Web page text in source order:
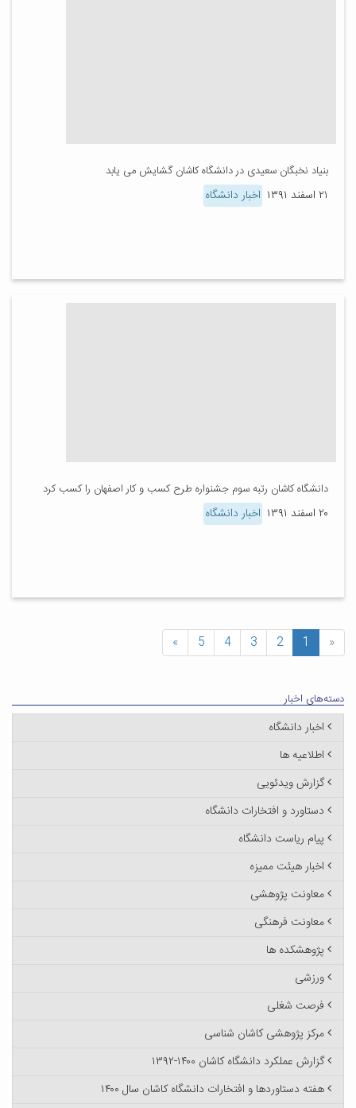
بنیاد نخبگان سعیدی در دانشگاه کاشان گشایش می یابد
۲۱ اسفند ۱۳۹۱ اخبار دانشگاه
دانشگاه کاشان رتبه سوم جشنواره طرح کسب و کار اصفهان را کسب کرد
۲۰ اسفند ۱۳۹۱ اخبار دانشگاه
«
1
2
3
4
5
»
دسته‌های اخبار
اخبار دانشگاه
اطلاعیه ها
گزارش ویدئویی
دستاورد و افتخارات دانشگاه
پیام ریاست دانشگاه
اخبار هیئت ممیزه
معاونت پژوهشی
معاونت فرهنگی
پژوهشکده ها
ورزشی
فرصت شغلی
مرکز پژوهشی کاشان شناسی
گزارش عملکرد دانشگاه کاشان ۱۴۰۰-۱۳۹۲
هفته دستاوردها و افتخارات دانشگاه کاشان سال ۱۴۰۰